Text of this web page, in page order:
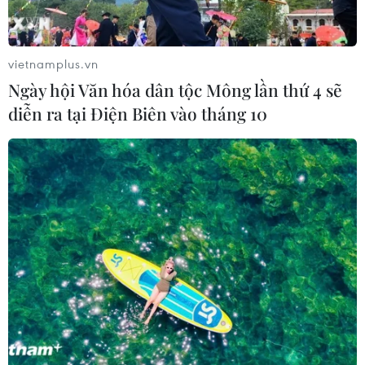
Xem thêm
CƠ QUAN CHỦ QUẢN: THÔNG TẤN XÃ VIỆT NAM
Tổng Biên tập: TRẦN TIẾN DUẨN
Phó Tổng Biên tập: NGUYỄN THỊ TÁM, KHÚC THANH
THỦY
Sở hữu trí tuệ
Quy định sử dụng
RSS
Hỗ trợ
Ngôn ngữ
TTXVN
Dịch vụ tin
Quảng cáo
vietnamplus.vn
Ngày hội Văn hóa dân tộc Mông lần thứ 4 sẽ
diễn ra tại Điện Biên vào tháng 10